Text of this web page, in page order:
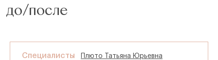
до/после
Специалисты Плюто Татьяна Юрьевна